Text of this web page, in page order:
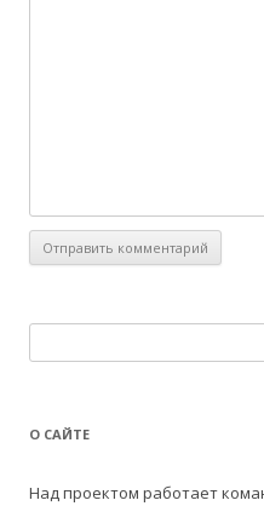
а
т
:
О САЙТЕ
Над проектом работает